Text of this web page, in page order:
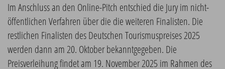
Im Anschluss an den Online-Pitch entschied die Jury im nicht-
öffentlichen Verfahren über die die weiteren Finalisten. Die
restlichen Finalisten des Deutschen Tourismuspreises 2025
werden dann am 20. Oktober bekanntgegeben. Die
Preisverleihung findet am 19. November 2025 im Rahmen des